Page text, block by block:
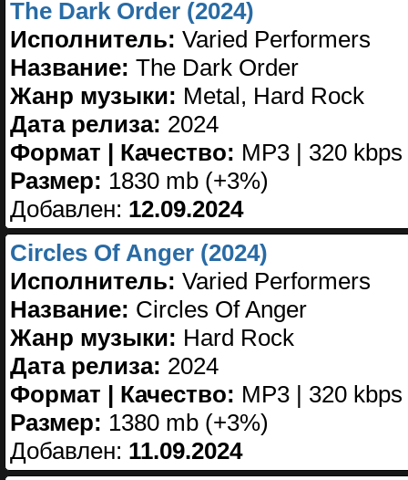
The Dark Order (2024)
Исполнитель: Varied Performers
Название: The Dark Order
Жанр музыки: Metal, Hard Rock
Дата релиза: 2024
Формат | Качество: MP3 | 320 kbps
Размер: 1830 mb (+3%)
Добавлен: 12.09.2024
Circles Of Anger (2024)
Исполнитель: Varied Performers
Название: Circles Of Anger
Жанр музыки: Hard Rock
Дата релиза: 2024
Формат | Качество: MP3 | 320 kbps
Размер: 1380 mb (+3%)
Добавлен: 11.09.2024